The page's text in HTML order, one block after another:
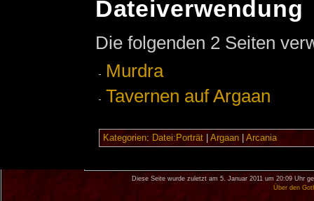
Dateiverwendung
Die folgenden 2 Seiten
Murdra
Tavernen auf Argaan
Kategorien: Datei:Porträt| Argaan| Arcania
Diese Seite wurde zuletzt am 5. Januar 2011 um 20:09 Uhr
Über den